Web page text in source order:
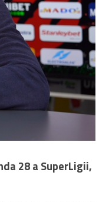
28 a SuperLigii,